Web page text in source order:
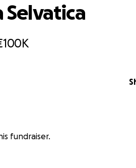
Selvatica
fundraiser.